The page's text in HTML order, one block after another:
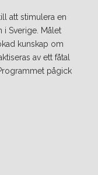
att stimulera en
Sverige. Målet
kunskap om
av ett fåtal
pågick